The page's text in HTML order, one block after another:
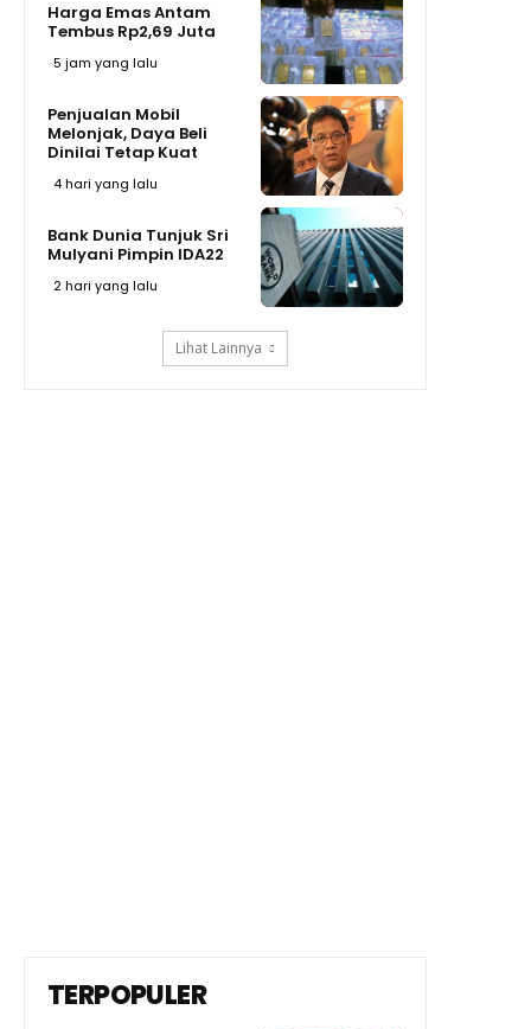
Harga Emas Antam
Tembus Rp2,69 Juta
5 jam yang lalu
Penjualan Mobil
Melonjak, Daya Beli
Dinilai Tetap Kuat
4 hari yang lalu
Bank Dunia Tunjuk Sri
Mulyani Pimpin IDA22
2 hari yang lalu
Lihat Lainnya
TERPOPULER